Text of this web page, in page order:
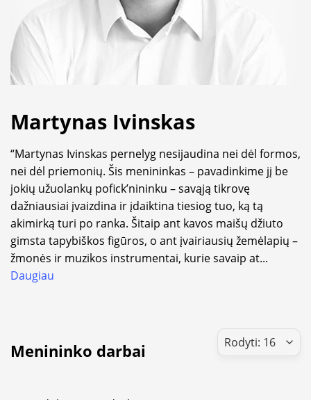
Martynas Ivinskas
“Martynas Ivinskas pernelyg nesijaudina nei dėl formos,
nei dėl priemonių. Šis menininkas – pavadinkime jį be
jokių užuolankų pofick’nininku – savąją tikrovę
dažniausiai įvaizdina ir įdaiktina tiesiog tuo, ką tą
akimirką turi po ranka. Šitaip ant kavos maišų džiuto
gimsta tapybiškos figūros, o ant įvairiausių žemėlapių –
žmonės ir muzikos instrumentai, kurie savaip at...
Daugiau
Menininko darbai